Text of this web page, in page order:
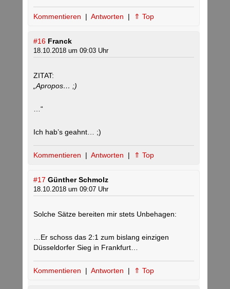
Kommentieren | Antworten | ⇑ Top
#16 Franck
18.10.2018 um 09:03 Uhr
ZITAT:
„Apropos… ;)
…“
Ich hab’s geahnt… ;)
Kommentieren | Antworten | ⇑ Top
#17 Günther Schmolz
18.10.2018 um 09:07 Uhr
Solche Sätze bereiten mir stets Unbehagen:
…Er schoss das 2:1 zum bislang einzigen
Düsseldorfer Sieg in Frankfurt…
Kommentieren | Antworten | ⇑ Top